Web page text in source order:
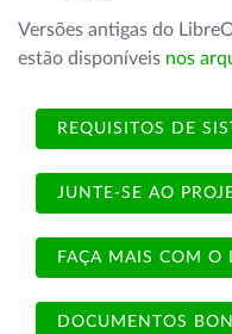
Versões antigas do
estão disponíveis nos
REQUISITOS DE
JUNTE-SE AO
FAÇA MAIS COM O
DOCUMENTOS